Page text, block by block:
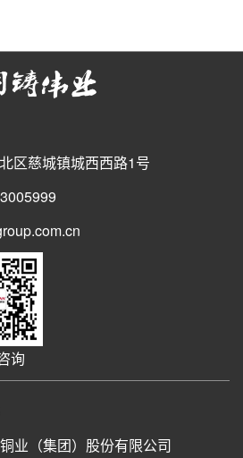
区慈城镇城西西路1号
询
业（集团）股份有限公司